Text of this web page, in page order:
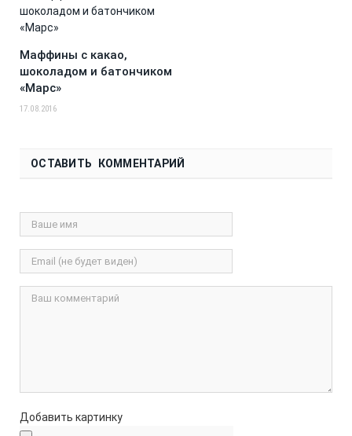
Маффины с какао,
шоколадом и батончиком
«Марс»
17.08.2016
ОСТАВИТЬ КОММЕНТАРИЙ
Добавить картинку